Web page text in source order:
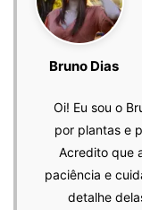
Bruno Dias
Oi! Eu sou o
por plantas e
Acredito que
paciência e
detalhe